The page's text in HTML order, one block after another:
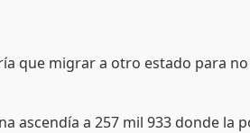
que migrar a otro estado para
ascendía a 257 mil 933 donde la